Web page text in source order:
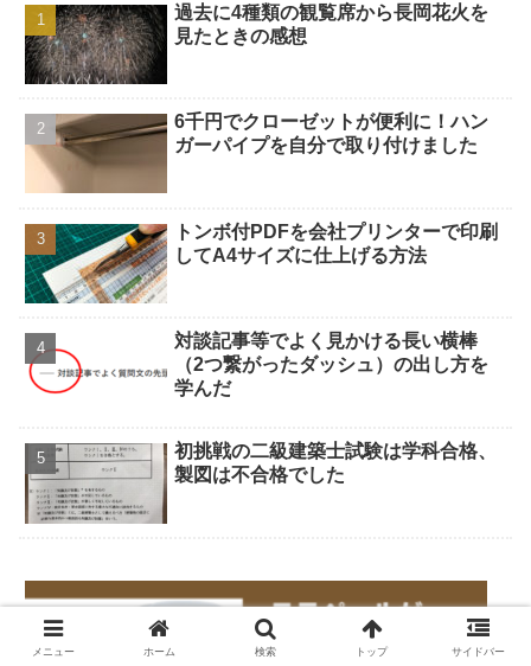
過去に4種類の観覧席から長岡花火を
見たときの感想
6千円でクローゼットが便利に！ハン
ガーパイプを自分で取り付けました
トンボ付PDFを会社プリンターで印刷
してA4サイズに仕上げる方法
対談記事等でよく見かける長い横棒
（2つ繋がったダッシュ）の出し方を
学んだ
初挑戦の二級建築士試験は学科合格、
製図は不合格でした
メニュー ホーム 検索 トップ サイドバー